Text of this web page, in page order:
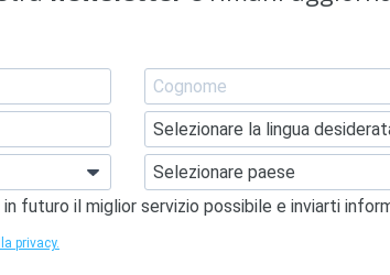
futuro il miglior servizio possibile e inviarti
privacy.